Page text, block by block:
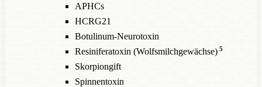
APHCs
HCRG21
Botulinum-Neurotoxin
Resiniferatoxin (Wolfsmilchgewächse) 5
Skorpiongift
Spinnentoxin